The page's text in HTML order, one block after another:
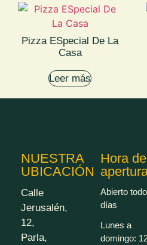
Pizza ESpecial De La
Casa
Leer más
NUESTRA
UBICACIÓN
Calle
Jerusalén,
12,
Parla,
Hora de
Abierto
días
Lunes a
domingo: